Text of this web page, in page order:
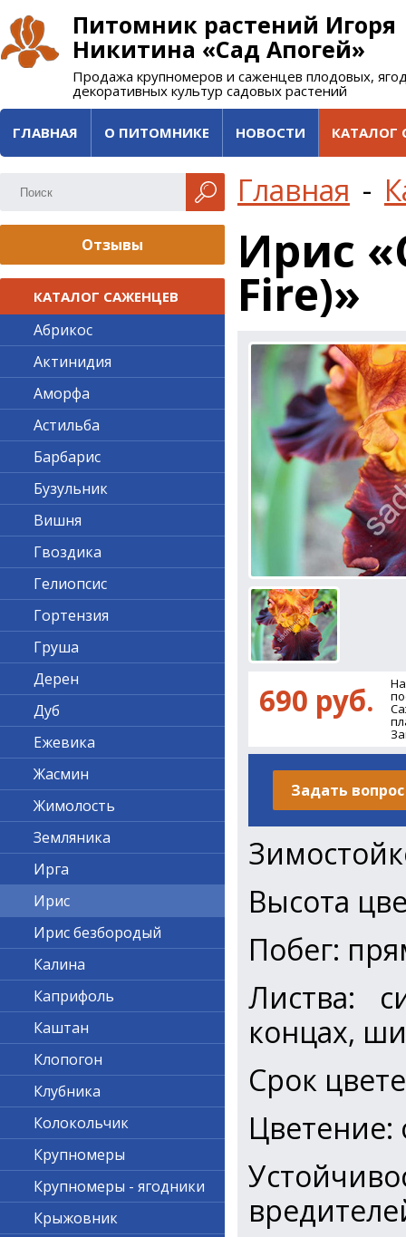
Питомник растений Игоря
Никитина «Сад Апогей»
Продажа крупномеров и саженцев плодовых,
декоративных культур садовых растений
ГЛАВНАЯ О ПИТОМНИКЕ НОВОСТИ КАТАЛОГ
Главная -
Ирис
Fire)»
690 руб.
Задать вопрос
Высота
Побег:
Листва:
концах,
Срок
Цветение:
Отзывы
КАТАЛОГ САЖЕНЦЕВ
Абрикос
Актинидия
Аморфа
Астильба
Барбарис
Бузульник
Вишня
Гвоздика
Гелиопсис
Гортензия
Груша
Дерен
Дуб
Ежевика
Жасмин
Жимолость
Земляника
Ирга
Ирис
Ирис безбородый
Калина
Каприфоль
Каштан
Клопогон
Клубника
Колокольчик
Крупномеры
Крупномеры - ягодники
Крыжовник